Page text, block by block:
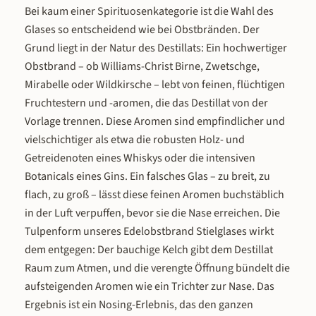
eine doppelt prämierte milde
Alternative für alle, die Himbeerfrucht
lieben, aber auf die Schärfe eines
klassischen Geists verzichten möchten.
Geschmack & Tasting Notes In der Nase:
vollreife Himbeeren in voller Intensität –
begleitet von feinen Zitrusnoten, einem
Hauch Erdbeere und einer leicht
kompottartigen Süße. Am Gaumen: ein
besonders intensiver
Himbeergeschmack mit marmeladiger
Textur – die Himbeere dominiert klar,
wird aber durch eine dezente
Vanillenote elegant abgerundet. Dazu
feine Nuancen von Orangenschale,
Cassis und eine schmeichelnde Süße,
die den Geschmack vollmundig und
rund macht. Im Nachklang:
langanhaltend und weich – der
Himbeergeschmack klingt sanft nach,
kontrollierte Gärung mit
Destillation verarbeitet. Das
eine Spirituose, die den vollen
Geschmack reifer Aprikosen in
Flasche einfängt – beerig,
und weich. Mit 28 Bewertungen
einem Durchschnitt von 4,93
Sternen ist sie eine der
Spirituosen in unserem Shop.
beschreiben sie als „brutal gut"
„geilem Aroma", als „feinen
Genießer" und als milden,
Schnaps, der Gästen mundet.
in der 0,5-Liter-Flasche, in der 1-
Flasche und als Mini-
schmeckt unsere Milde Marille In
Nase zeigt sich sofort die
sonnengereift, fruchtig und mit
leicht honigartigen Süße, die
Aprikosen auszeichnet. Es ist
Bei kaum einer Spirituosenkategorie ist die Wahl des
Glases so entscheidend wie bei Obstbränden. Der
Grund liegt in der Natur des Destillats: Ein hochwertiger
Obstbrand – ob Williams-Christ Birne, Zwetschge,
Mirabelle oder Wildkirsche – lebt von feinen, flüchtigen
Fruchtestern und -aromen, die das Destillat von der
Vorlage trennen. Diese Aromen sind empfindlicher und
vielschichtiger als etwa die robusten Holz- und
Getreidenoten eines Whiskys oder die intensiven
Botanicals eines Gins. Ein falsches Glas – zu breit, zu
flach, zu groß – lässt diese feinen Aromen buchstäblich
in der Luft verpuffen, bevor sie die Nase erreichen. Die
Tulpenform unseres Edelobstbrand Stielglases wirkt
dem entgegen: Der bauchige Kelch gibt dem Destillat
Raum zum Atmen, und die verengte Öffnung bündelt die
aufsteigenden Aromen wie ein Trichter zur Nase. Das
Ergebnis ist ein Nosing-Erlebnis, das den ganzen